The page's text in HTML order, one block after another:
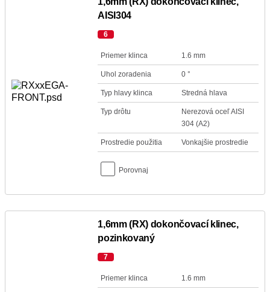
AISI304
6
Priemer klinca 1.6 mm
Uhol zoradenia 0 °
Typ hlavy klinca Stredná hlava
Typ drôtu
Nerezová oceľ AISI
304 (A2)
Prostredie použitia Vonkajšie prostredie
Porovnaj
1,6mm (RX) dokončovací klinec,
pozinkovaný
7
Priemer klinca 1.6 mm